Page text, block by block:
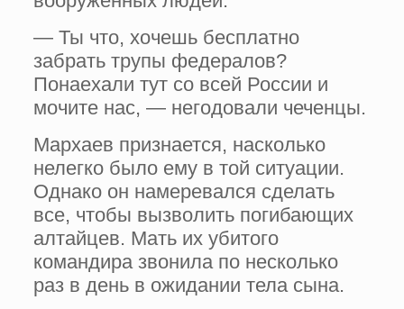
— Ты что, хочешь бесплатно
забрать трупы федералов?
Понаехали тут со всей России и
мочите нас, — негодовали чеченцы.
Мархаев признается, насколько
нелегко было ему в той ситуации.
Однако он намеревался сделать
все, чтобы вызволить погибающих
алтайцев. Мать их убитого
командира звонила по несколько
раз в день в ожидании тела сына.